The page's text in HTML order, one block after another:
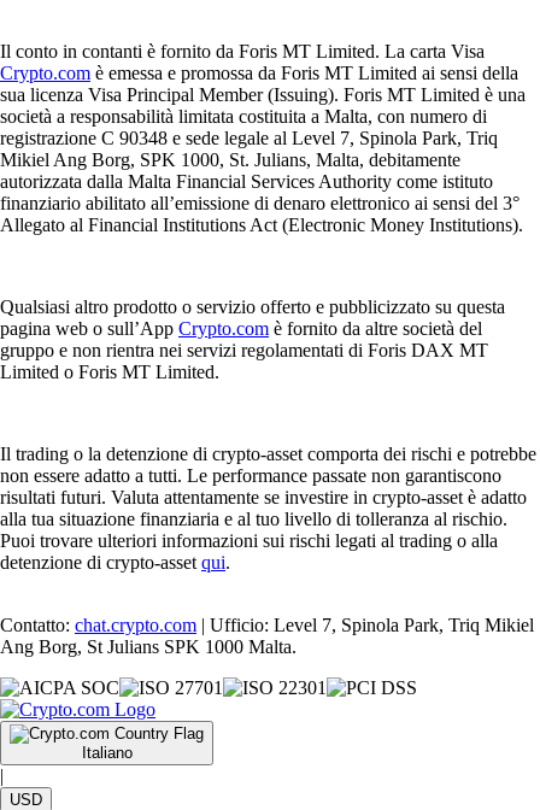
Il conto in contanti è fornito da Foris MT Limited. La carta Visa
Crypto.com è emessa e promossa da Foris MT Limited ai sensi della
sua licenza Visa Principal Member (Issuing). Foris MT Limited è una
società a responsabilità limitata costituita a Malta, con numero di
registrazione C 90348 e sede legale al Level 7, Spinola Park, Triq
Mikiel Ang Borg, SPK 1000, St. Julians, Malta, debitamente
autorizzata dalla Malta Financial Services Authority come istituto
finanziario abilitato all’emissione di denaro elettronico ai sensi del 3°
Allegato al Financial Institutions Act (Electronic Money Institutions).
Qualsiasi altro prodotto o servizio offerto e pubblicizzato su questa
pagina web o sull’App Crypto.com è fornito da altre società del
gruppo e non rientra nei servizi regolamentati di Foris DAX MT
Limited o Foris MT Limited.
Il trading o la detenzione di crypto-asset comporta dei rischi e potrebbe
non essere adatto a tutti. Le performance passate non garantiscono
risultati futuri. Valuta attentamente se investire in crypto-asset è adatto
alla tua situazione finanziaria e al tuo livello di tolleranza al rischio.
Puoi trovare ulteriori informazioni sui rischi legati al trading o alla
detenzione di crypto-asset qui.
Contatto: chat.crypto.com | Ufficio: Level 7, Spinola Park, Triq Mikiel
Ang Borg, St Julians SPK 1000 Malta.
Italiano
|
USD